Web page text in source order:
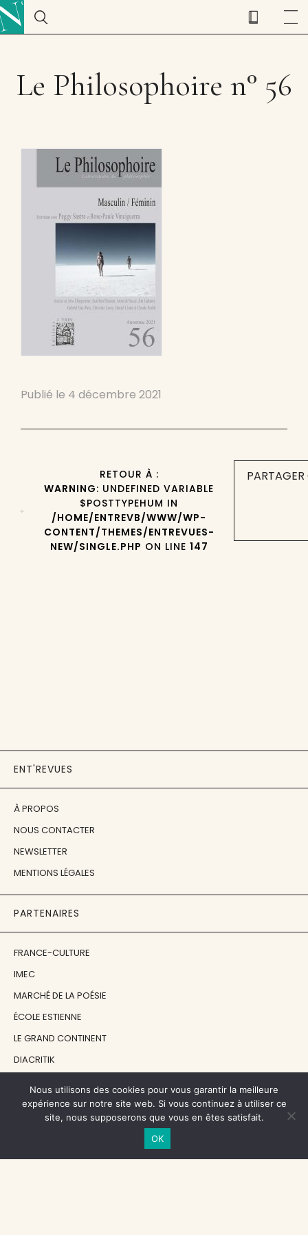
Le Philosophoire n° 56
Publié le 4 décembre 2021
RETOUR À :
WARNING: UNDEFINED VARIABLE
$POSTTYPEHUM IN
/HOME/ENTREVB/WWW/WP-
CONTENT/THEMES/ENTREVUES-
NEW/SINGLE.PHP ON LINE 147
ENT'REVUES
À PROPOS
NOUS CONTACTER
NEWSLETTER
MENTIONS LÉGALES
PARTENAIRES
FRANCE-CULTURE
IMEC
MARCHÉ DE LA POÉSIE
ÉCOLE ESTIENNE
LE GRAND CONTINENT
DIACRITIK
NOS SOUTIENS
CENTRE NATIONAL DU LIVRE
Nous utilisons des cookies pour vous garantir la meilleure
expérience sur notre site web. Si vous continuez à utiliser ce
site, nous supposerons que vous en êtes satisfait.
OK